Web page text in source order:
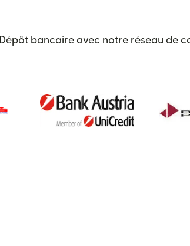
Dépôt bancaire avec notre réseau de